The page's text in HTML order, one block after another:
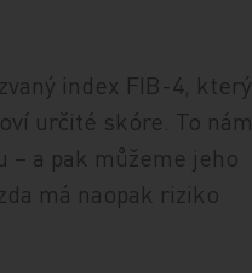
index FIB-4, který
určité skóre. To nám
– a pak můžeme jeho
má naopak riziko